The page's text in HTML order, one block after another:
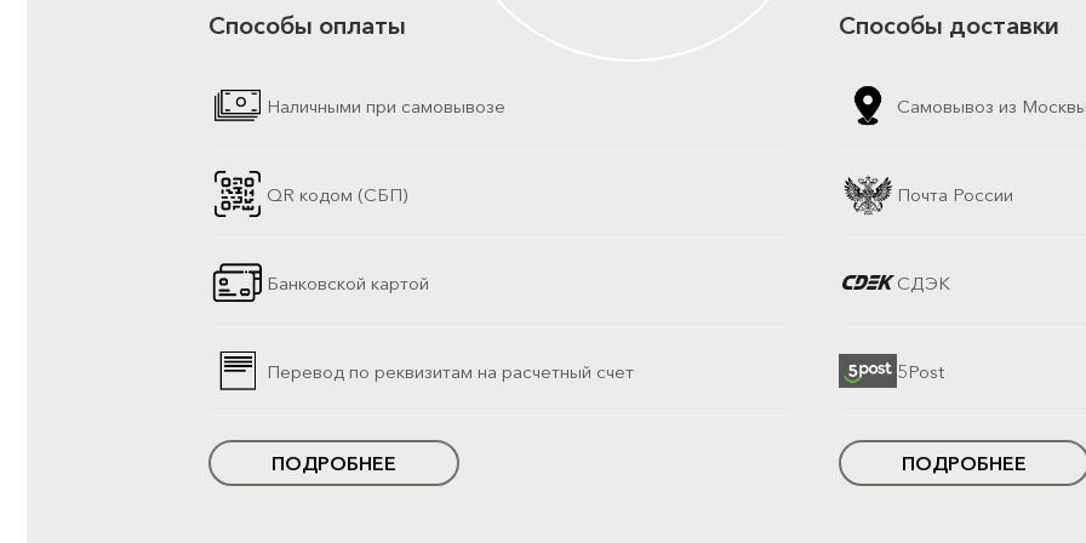
Способы оплаты
Наличными при самовывозе
QR кодом (СБП)
Банковской картой
Перевод по реквизитам на расчетный счет
ПОДРОБНЕЕ
Способы доставки
Самовывоз из
Почта России
СДЭК
5Post
ПОДРОБНЕЕ